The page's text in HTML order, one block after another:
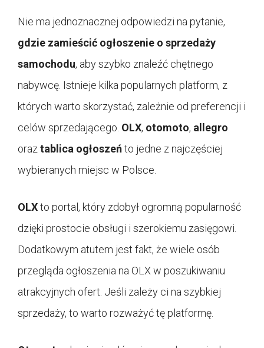
Nie ma jednoznacznej odpowiedzi na pytanie,
gdzie zamieścić ogłoszenie o sprzedaży
samochodu, aby szybko znaleźć chętnego
nabywcę. Istnieje kilka popularnych platform, z
których warto skorzystać, zależnie od preferencji i
celów sprzedającego. OLX, otomoto, allegro
oraz tablica ogłoszeńto jedne z najczęściej
wybieranych miejsc w Polsce.
OLXto portal, który zdobył ogromną popularność
dzięki prostocie obsługi i szerokiemu zasięgowi.
Dodatkowym atutem jest fakt, że wiele osób
przegląda ogłoszenia na OLX w poszukiwaniu
atrakcyjnych ofert. Jeśli zależy ci na szybkiej
sprzedaży, to warto rozważyć tę platformę.